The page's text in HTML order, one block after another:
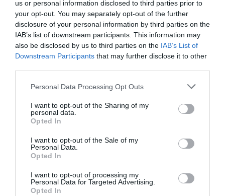
us or personal information disclosed to third parties prior to
your opt-out. You may separately opt-out of the further
disclosure of your personal information by third parties on the
IAB’s list of downstream participants. This information may
also be disclosed by us to third parties on the IAB’s List of
Downstream Participants that may further disclose it to other
Please note that this website/app uses one or more Google
not limited to your visit or usage behaviour. You may click to
grant or deny consent to Google and its third-party tags to
use your data for below specified purposes in below Google
consent section.
Personal Data Processing Opt Outs
I want to opt-out of the Sharing of my
personal data.
Opted In
I want to opt-out of the Sale of my
Personal Data.
Opted In
I want to opt-out of processing my
Personal Data for Targeted Advertising.
Opted In
Michael Peñának számtalan arca van: tud vicces, drámai
meg izgalmas is lenni, és ezúttal is bebizonyítja, hogy
milyen sokoldalú. Társai mind a legjobb sorozatok
Hansen és társaik) – a hírek szerint a Fiji-szigeteken
zajló forgatás olyan jó hangulatban telt, mint egy hosszú,
közös nyaralás, de mindez nem látszik a képen.
Miközben a film főszereplői egyre rémültebbek vagy
megoldást, valószínűleg a néző is egyre kisebbre húzza
majd magát a moziszékben: A vágyak szigete épp az,